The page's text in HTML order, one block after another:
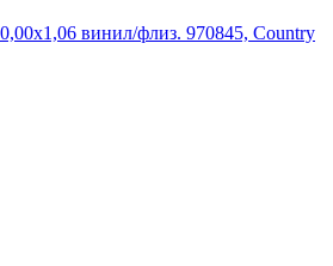
винил/флиз. 970845, Country